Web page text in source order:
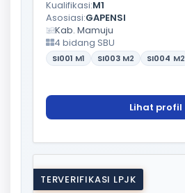
Kualifikasi:M1
Asosiasi:GAPENSI
Kab. Mamuju
4 bidang SBU
SI001 M1 SI003 M2 SI004 M2
Lihat profil
TERVERIFIKASI LPJK